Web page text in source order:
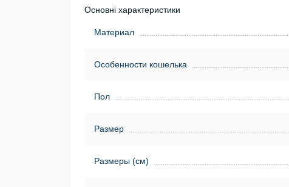
Основні характеристики
Материал
Особенности кошелька
Пол
Размер
Размеры (см)